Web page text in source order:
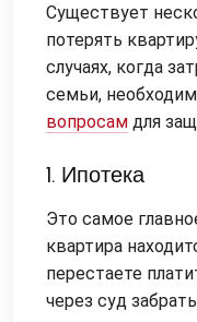
Существует
потерять
случаях, когда
семьи, необходим
вопросам для
1. Ипотека
Это самое
квартира
перестаете
через суд